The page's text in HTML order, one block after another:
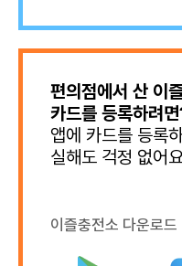
편의점에서 산 이
카드를 등록하려
앱에 카드를 등록
실해도 걱정 없어
이즐충전소 다운로드